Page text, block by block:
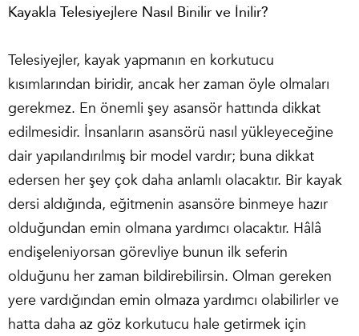
Kayakla Telesiyejlere Nasıl Binilir ve İnilir?
Telesiyejler, kayak yapmanın en korkutucu
kısımlarından biridir, ancak her zaman öyle olmaları
gerekmez. En önemli şey asansör hattında dikkat
edilmesidir. İnsanların asansörü nasıl yükleyeceğine
dair yapılandırılmış bir model vardır; buna dikkat
edersen her şey çok daha anlamlı olacaktır. Bir kayak
dersi aldığında, eğitmenin asansöre binmeye hazır
olduğundan emin olmana yardımcı olacaktır. Hâlâ
endişeleniyorsan görevliye bunun ilk seferin
olduğunu her zaman bildirebilirsin. Olman gereken
yere vardığından emin olmaza yardımcı olabilirler ve
hatta daha az göz korkutucu hale getirmek için